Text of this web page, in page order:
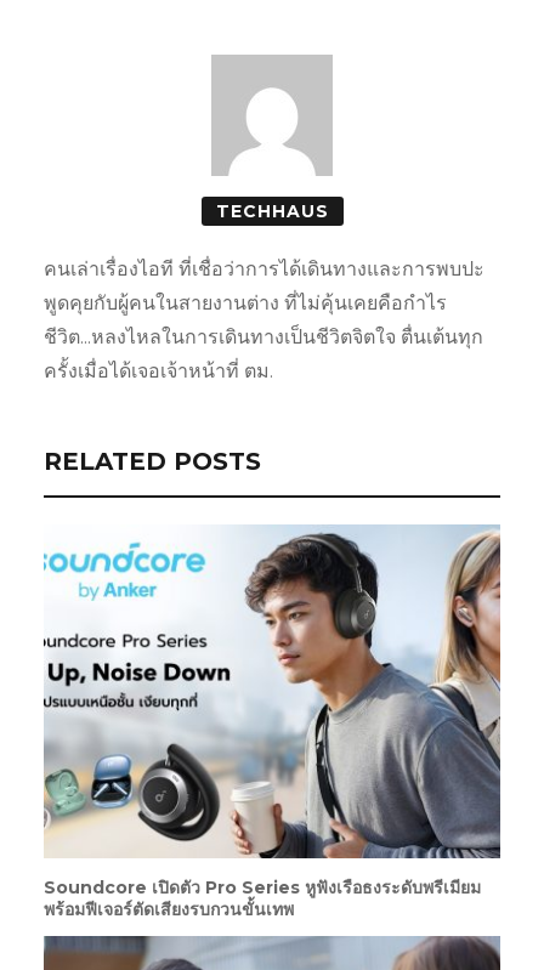
TECHHAUS
คนเล่าเรื่องไอที ที่เชื่อว่าการได้เดินทางและการพบปะ
พูดคุยกับผู้คนในสายงานต่าง ที่ไม่คุ้นเคยคือกำไร
ชีวิต...หลงไหลในการเดินทางเป็นชีวิตจิตใจ ตื่นเต้นทุก
ครั้งเมื่อได้เจอเจ้าหน้าที่ ตม.
RELATED POSTS
Soundcore เปิดตัว Pro Series หูฟังเรือธงระดับพรีเมียม
พร้อมฟีเจอร์ตัดเสียงรบกวนขั้นเทพ